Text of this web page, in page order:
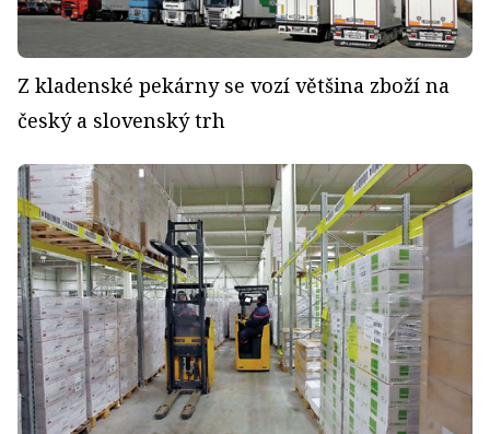
Z kladenské pekárny se vozí většina zboží na
český a slovenský trh